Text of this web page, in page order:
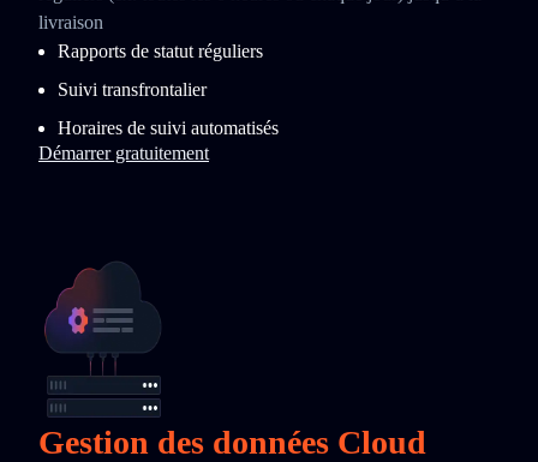
livraison
Rapports de statut réguliers
Suivi transfrontalier
Horaires de suivi automatisés
Démarrer gratuitement
Gestion des données Cloud